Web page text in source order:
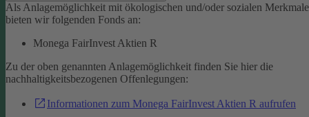
Als Anlagemöglichkeit mit ökologischen und/oder sozialen
bieten wir folgenden Fonds an:
Monega FairInvest Aktien R
Zu der oben genannten Anlagemöglichkeit finden Sie hier die
nachhaltigkeitsbezogenen Offenlegungen:
Informationen zum Monega FairInvest Aktien R aufrufen